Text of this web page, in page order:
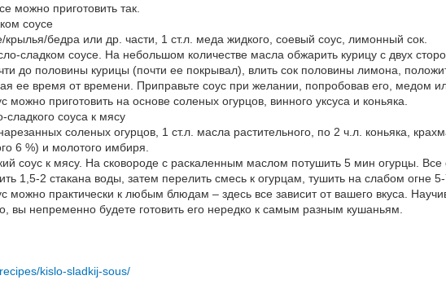
можно приготовить так.
соусе
бедра или др. части, 1 ст.л. меда жидкого, соевый соус, лимонный сок.
сладком соусе. На небольшом количестве масла обжарить курицу с двух
до половины курицы (почти ее покрывал), влить сок половины лимона,
ее время от времени. Приправьте соус при желании, попробовав его, медом
можно приготовить на основе соленых огурцов, винного уксуса и коньяка.
сладкого соуса к мясу
соленых огурцов, 1 ст.л. масла растительного, по 2 ч.л. коньяка,
6 %) и молотого имбиря.
соус к мясу. На сковороде с раскаленным маслом потушить 5 мин огурцы.
1,5-2 стакана воды, затем перелить смесь к огурцам, тушить на слабом огне 5-
можно практически к любым блюдам – здесь все зависит от вашего вкуса.
вы непременно будете готовить его нередко к самым разным кушаньям.
kislo-sladkij-sous/